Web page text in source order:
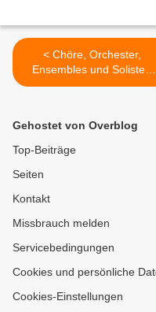
< Chöre, Orchester,
Ensembles und Solisten
des Gymnasiums
400 Zuhörer
Gehostet von Overblog
Top-Beiträge
Seiten
Kontakt
Missbrauch melden
Servicebedingungen
Cookies und persönliche
Cookies-Einstellungen